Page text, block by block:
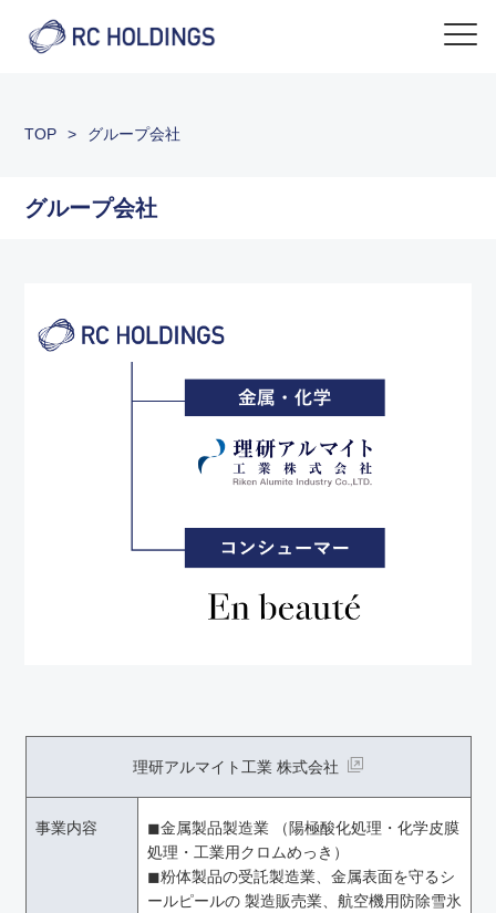
TOP > グループ会社
グループ会社
理研アルマイト工業 株式会社
事業内容
◼︎金属製品製造業 （陽極酸化処理・化学皮膜
処理・工業用クロムめっき）
◼︎粉体製品の受託製造業、金属表面を守るシ
ールピールの 製造販売業、航空機用防除雪氷